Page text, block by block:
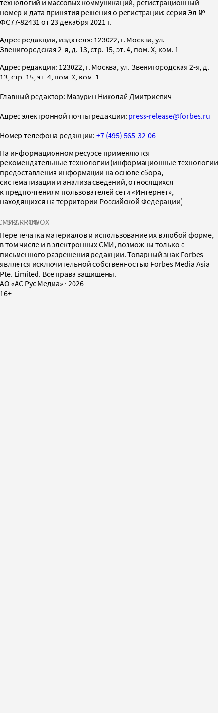
технологий и массовых коммуникаций, регистрационный
номер и дата принятия решения о регистрации: серия Эл №
ФС77-82431 от 23 декабря 2021 г.
Адрес редакции, издателя: 123022, г. Москва, ул.
Звенигородская 2-я, д. 13, стр. 15, эт. 4, пом. X, ком. 1
Адрес редакции: 123022, г. Москва, ул. Звенигородская 2-я, д.
13, стр. 15, эт. 4, пом. X, ком. 1
Главный редактор: Мазурин Николай Дмитриевич
Адрес электронной почты редакции: press-release@forbes.ru
Номер телефона редакции: +7 (495) 565-32-06
На информационном ресурсе применяются
рекомендательные технологии (информационные технологии
предоставления информации на основе сбора,
систематизации и анализа сведений, относящихся
к предпочтениям пользователей сети «Интернет»,
находящихся на территории Российской Федерации)
SPARROWINFOX
Перепечатка материалов и использование их в любой форме,
в том числе и в электронных СМИ, возможны только с
письменного разрешения редакции. Товарный знак Forbes
является исключительной собственностью Forbes Media Asia
Pte. Limited. Все права защищены.
AO «АС Рус Медиа» · 2026
16+